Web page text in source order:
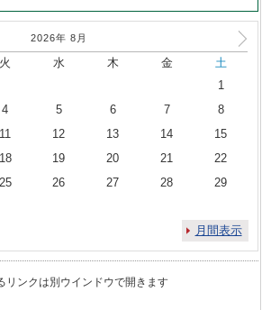
2026年 8 月
火 水 木 金
土
1
4 5 6 7
8
11 12 13 14
15
18 19 20 21
22
25 26 27 28
29
月間表示
リンクは別ウインドウで開きます